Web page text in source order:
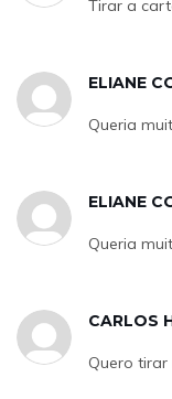
Tirar a
ELIANE
Queria
ELIANE
Queria
CARLOS
Quero tirar